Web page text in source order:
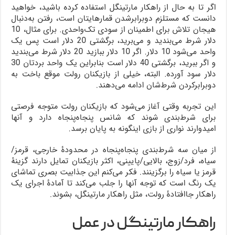
اگر تا به حال از راهکار مارتینگل استفاده کرده باشید، خواهید
دانست که مستلزم دوبرابرشدن قمارهایتان است، رفتن به‌دنبال
هیجان تلاش برای اطمینان از سودی تک‌واحدی. برای مثال، 10
دلار شرط می‌بندید و می‌برید، برگشتی 20 دلار است پس یک
واحد می‌شود 10 دلار. اگر 10 دلار ببازید 20 دلار شرط می‌بندید
و اگر ببرید، برگشتی 40 دلار است بنابراین یک واحد بردتان 30
دلار سود آورده. البته، خیلی از بازیکنان رولت موقع باخت به
دوبرابرکردن شرط‌شان ادامه می‌دهند.
این تجربه وقتی آغاز می‌شود که بازیکنان رولت متوجه فرصتی
برای شرط‌بندی شوند که شانس پنجاه‌پنجاه دارد و آنها
امیدوارند نواری از بازی اینگونه به پایان برسد.
از میان سه شرط‌بندی پنجاه‌پنجاه در محدودۀ خارجی، قرمز/
سیاه، فرد/زوج، بالایی/پایینی، اکثر بازیکنان تمایل دارند گزینۀ
قرمز یا سیاه را برگزینند. فکر می‌کنم این جذابیت بصری تماشای
یک رنگ است که توجه آنها را جلب می‌کند تا آمادۀ اجرای یک
راهکار جاافتادۀ رولت، مثل راهکار مارتینگل، بشوند.
راهکار مارتینگل در عمل